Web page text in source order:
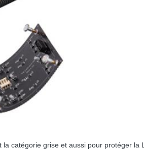
catégorie grise et aussi pour protéger